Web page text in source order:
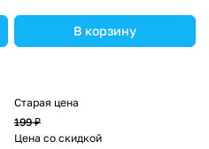
В корзину
Старая цена
199 ₽
Цена со скидкой